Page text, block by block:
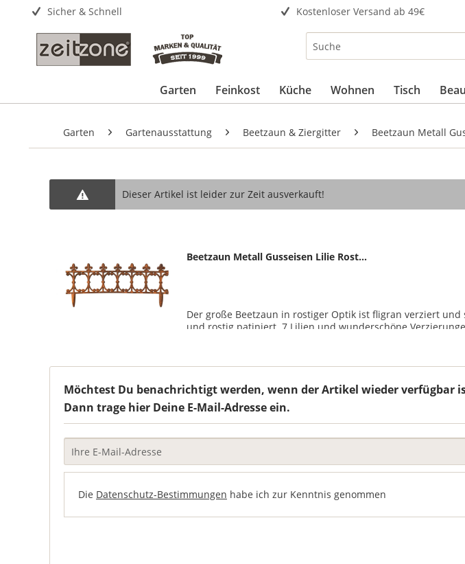
Sicher & Schnell Kostenloser Versand ab 49€
Garten Feinkost Küche Wohnen Tisch
Garten Gartenausstattung Beetzaun & Ziergitter Beetzaun Metall
Dieser Artikel ist leider zur Zeit ausverkauft!
Beetzaun Metall Gusseisen Lilie Rost...
Der große Beetzaun in rostiger Optik ist fligran verziert
und rostig patiniert. 7 Lilien und wunderschöne
Möchtest Du benachrichtigt werden, wenn der Artikel wieder verfügbar
Dann trage hier Deine E-Mail-Adresse ein.
Die Datenschutz-Bestimmungen habe ich zur Kenntnis genommen